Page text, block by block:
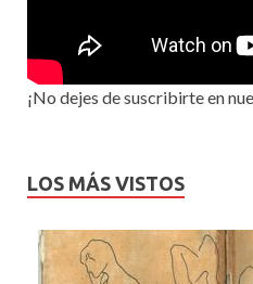
¡No dejes de suscribirte en
LOS MÁS VISTOS